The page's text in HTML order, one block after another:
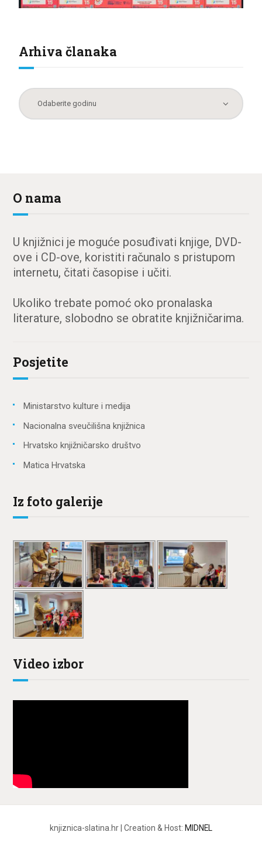
Arhiva članaka
O nama
U knjižnici je moguće posuđivati knjige, DVD-
ove i CD-ove, koristiti računalo s pristupom
internetu, čitati časopise i učiti.
Ukoliko trebate pomoć oko pronalaska
literature, slobodno se obratite knjižničarima.
Posjetite
Ministarstvo kulture i medija
Nacionalna sveučilišna knjižnica
Hrvatsko knjižničarsko društvo
Matica Hrvatska
Iz foto galerije
Video izbor
knjiznica-slatina.hr | Creation & Host: MIDNEL